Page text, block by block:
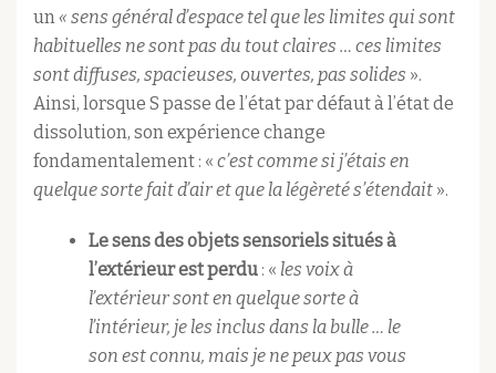
un« sens général d’espace tel que les limites qui sont
habituelles ne sont pas du tout claires … ces limites
sont diffuses, spacieuses, ouvertes, pas solides ».
Ainsi, lorsque S passe de l’état par défaut à l’état de
dissolution, son expérience change
fondamentalement : « c’est comme si j’étais en
quelque sorte fait d’air et que la légèreté s’étendait ».
Le sens des objets sensoriels situés à
l’extérieur est perdu : « les voix à
l’extérieur sont en quelque sorte à
l’intérieur, je les inclus dans la bulle … le
son est connu, mais je ne peux pas vous